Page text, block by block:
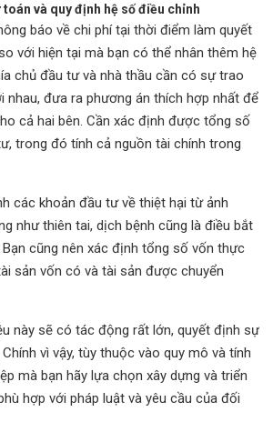
toán và quy định hệ số điều chỉnh
báo về chi phí tại thời điểm làm quyết
với hiện tại mà bạn có thể nhân thêm hệ
chủ đầu tư và nhà thầu cần có sự trao
nhau, đưa ra phương án thích hợp nhất để
cả hai bên. Cần xác định được tổng số
trong đó tính cả nguồn tài chính trong
các khoản đầu tư về thiệt hại từ ảnh
như thiên tai, dịch bệnh cũng là điều bắt
cũng nên xác định tổng số vốn thực
sản vốn có và tài sản được chuyển
này sẽ có tác động rất lớn, quyết định sự
vì vậy, tùy thuộc vào quy mô và tính
mà bạn hãy lựa chọn xây dựng và triển
hợp với pháp luật và yêu cầu của đối